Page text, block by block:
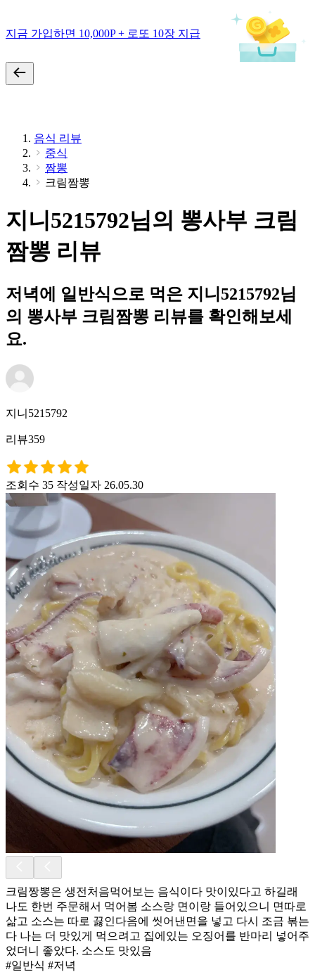
지금 가입하면 10,000P + 로또 10장 지급
음식 리뷰
중식
짬뽕
크림짬뽕
지니5215792님의 뽕사부 크림
짬뽕 리뷰
저녁에 일반식으로 먹은 지니5215792님
의 뽕사부 크림짬뽕 리뷰를 확인해보세
요.
지니5215792
리뷰359
조회수 35 작성일자 26.05.30
크림짱뽕은 생전처음먹어보는 음식이다 맛이있다고 하길래
나도 한번 주문해서 먹어봄 소스랑 면이랑 들어있으니 면따로
삶고 소스는 따로 끓인다음에 씻어낸면을 넣고 다시 조금 볶는
다 나는 더 맛있게 먹으려고 집에있는 오징어를 반마리 넣어주
었더니 좋았다. 소스도 맛있음
#일반식 #저녁